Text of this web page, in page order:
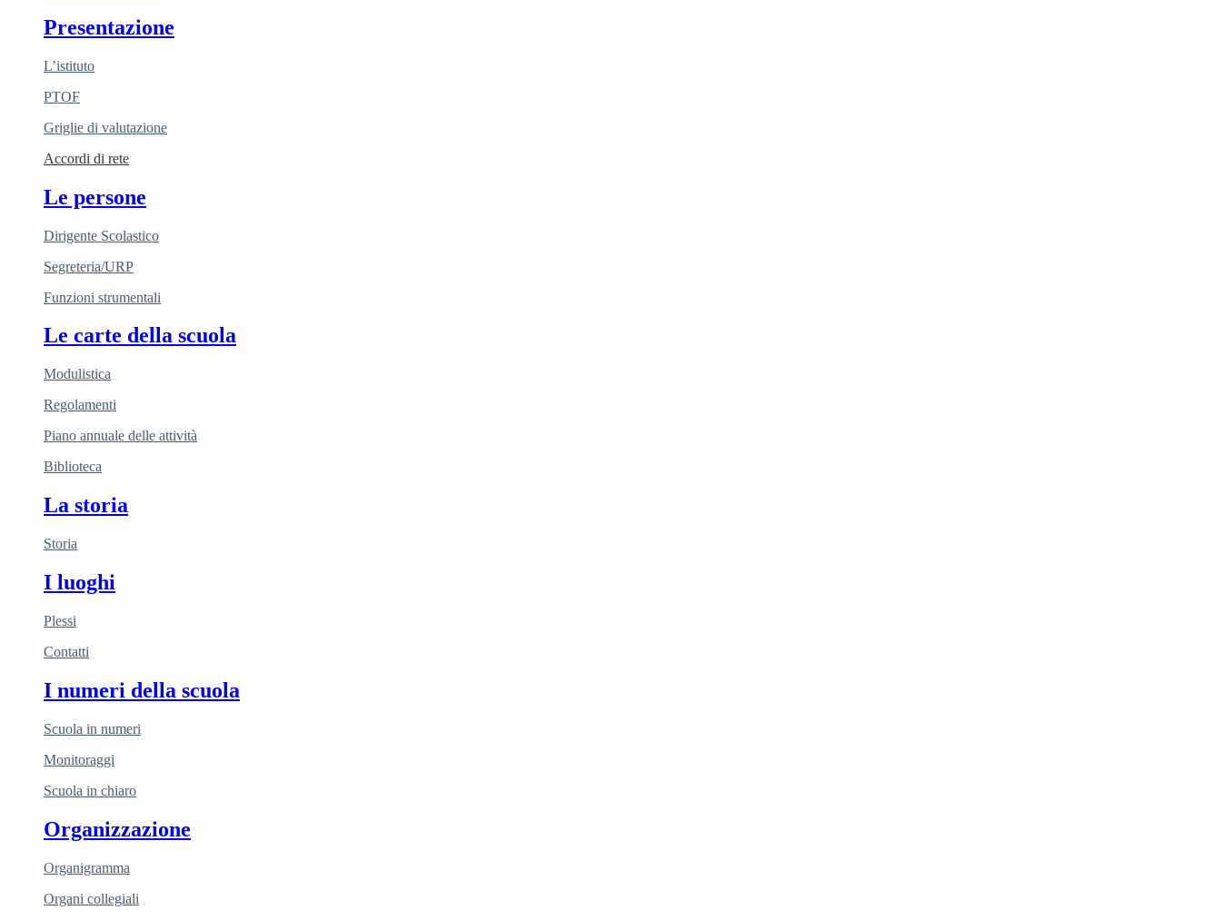
Presentazione
L’istituto
PTOF
Griglie di valutazione
Accordi di rete
Le persone
Dirigente Scolastico
Segreteria/URP
Funzioni strumentali
Le carte della scuola
Modulistica
Regolamenti
Piano annuale delle attività
Biblioteca
La storia
Storia
I luoghi
Plessi
Contatti
I numeri della scuola
Scuola in numeri
Monitoraggi
Scuola in chiaro
Organizzazione
Organigramma
Organi collegiali